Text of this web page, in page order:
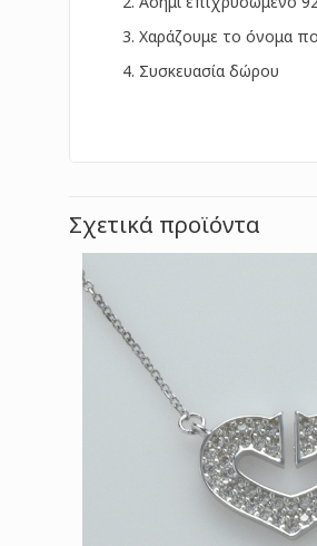
Χαράζουμε το όνομα
Συσκευασία δώρου
Σχετικά προϊόντα